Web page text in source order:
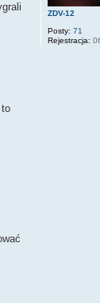
ZDV-12
Posty: 71
Rejestracja: